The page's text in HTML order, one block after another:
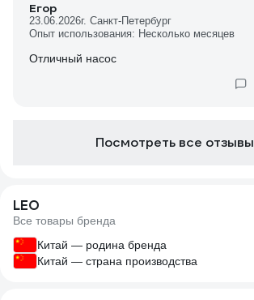
Егор
23.06.2026г. Санкт-Петербург
Опыт использования: Несколько месяцев
Отличный насос
Посмотреть все отзывы
LEO
Все товары бренда
Китай — родина бренда
Китай — страна производства